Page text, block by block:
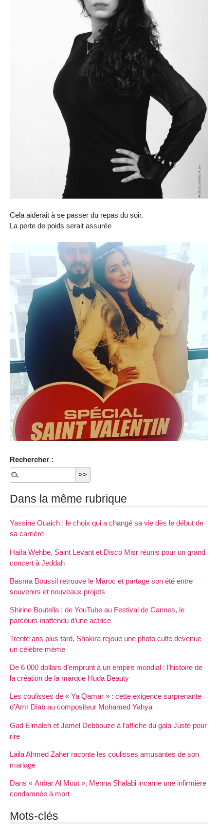
Cela aiderait à se passer du repas du soir.
La perte de poids serait assurée
Rechercher :
Dans la même rubrique
Yassine Ouaich : le choix qui a changé sa vie dès le début de
sa carrière
Haifa Wehbe, Saint Levant et Disco Misr réunis pour un grand
concert à Jeddah
Basma Boussil retrouve le Maroc et partage son été entre
souvenirs et nouveaux projets
Shirine Boutella : de YouTube au Festival de Cannes, le
parcours inattendu d’une actrice
Trente ans plus tard, Shakira rejoue une photo culte devenue
un célèbre mème
De 6 000 dollars d’emprunt à un empire mondial : l’histoire de
la création de la marque Huda Beauty
Les coulisses de « Ya Qamar » : cette exigence surprenante
d’Amr Diab au compositeur Mohamed Yahya
Gad Elmaleh et Jamel Debbouze à l’affiche du gala Juste pour
rire
Laila Ahmed Zaher raconte les coulisses amusantes de son
mariage
Dans « Anbar Al Mout », Menna Shalabi incarne une infirmière
condamnée à mort
Mots-clés